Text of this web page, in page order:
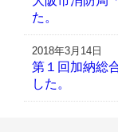
た。
2018年3月14日
第１回加納総
した。